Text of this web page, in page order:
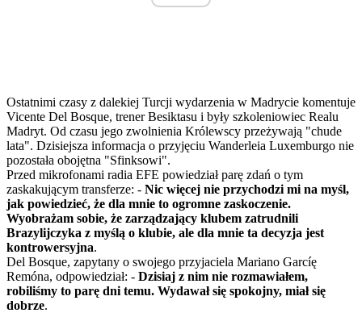
Ostatnimi czasy z dalekiej Turcji wydarzenia w Madrycie komentuje
Vicente Del Bosque, trener Besiktasu i były szkoleniowiec Realu
Madryt. Od czasu jego zwolnienia Królewscy przeżywają "chude
lata". Dzisiejsza informacja o przyjęciu Wanderleia Luxemburgo nie
pozostała obojętna "Sfinksowi".
Przed mikrofonami radia EFE powiedział parę zdań o tym
zaskakującym transferze: - Nic więcej nie przychodzi mi na myśl,
jak powiedzieć, że dla mnie to ogromne zaskoczenie.
Wyobrażam sobie, że zarządzający klubem zatrudnili
Brazylijczyka z myślą o klubie, ale dla mnie ta decyzja jest
kontrowersyjna.
Del Bosque, zapytany o swojego przyjaciela Mariano Garcíę
Remóna, odpowiedział: - Dzisiaj z nim nie rozmawiałem,
robiliśmy to parę dni temu. Wydawał się spokojny, miał się
dobrze.